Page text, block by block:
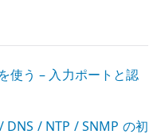
使う – 入力ポートと認
DNS / NTP / SNMP の初